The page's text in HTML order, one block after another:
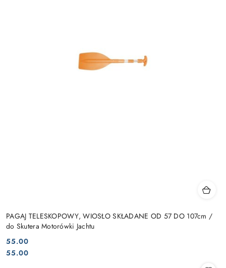
PAGAJ TELESKOPOWY, WIOSŁO SKŁADANE OD 57 DO 107cm /
do Skutera Motorówki Jachtu
Cena:
55.00
Cena:
55.00